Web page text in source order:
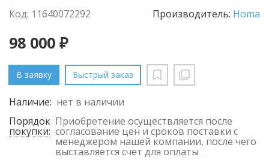
Код: 11640072292 Производитель: Homa
98 000 ₽
В заявку Быстрый заказ
Наличие: нет в наличии
Порядок
покупки:
Приобретение осуществляется после
согласование цен и сроков поставки с
менеджером нашей компании, после чего
выставляется счет для оплаты